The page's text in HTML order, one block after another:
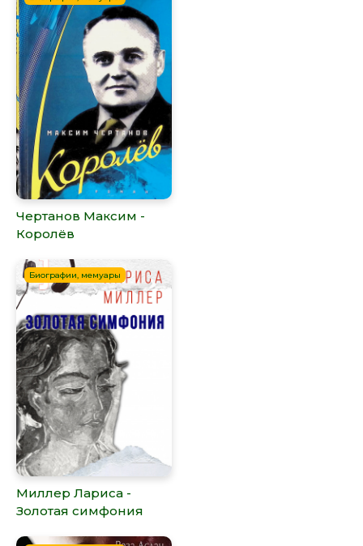
Чертанов Максим -
Королёв
Биографии, мемуары
Миллер Лариса -
Золотая симфония